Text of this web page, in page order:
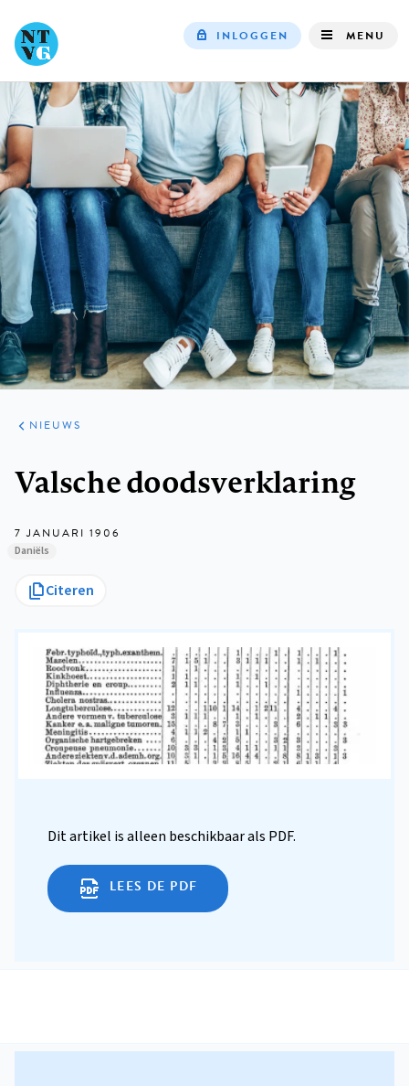
navigation
INLOGGEN MENU
ARTIKELEN
HET
KORT
NIEUWS
Valsche doodsverklaring
7 JANUARI 1906
Daniëls
Citeren
Dit artikel is alleen beschikbaar als PDF.
LEES DE PDF